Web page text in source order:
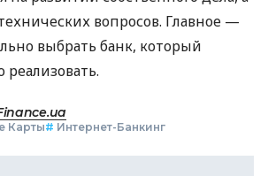
вопросов. Главное —
выбрать банк, который
реализовать.
Карты# Интернет-Банкинг